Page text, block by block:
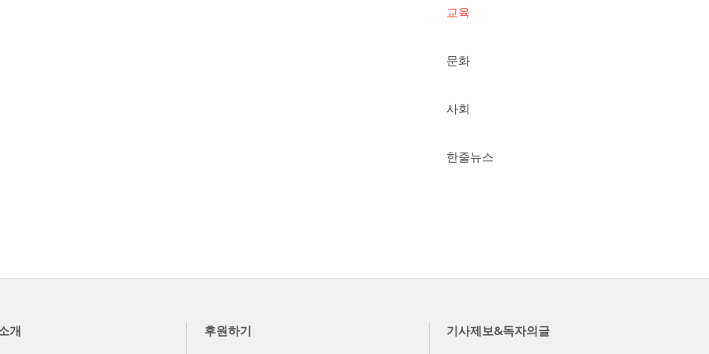
교육
문화
사회
한줄뉴스
개 후원하기 기사제보&독자의글